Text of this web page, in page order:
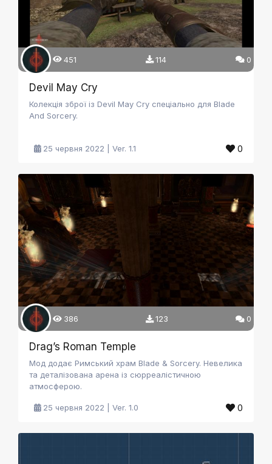
451 114 0
Devil May Cry
Колекція зброї із Devil May Cry спеціально для Blade
And Sorcery.
25 червня 2022 | Ver. 1.1 0
386 123 0
Drag’s Roman Temple
Мод додає Римський храм Blade & Sorcery. Невелика
та деталізована арена із сюрреалістичною
атмосферою.
25 червня 2022 | Ver. 1.0 0